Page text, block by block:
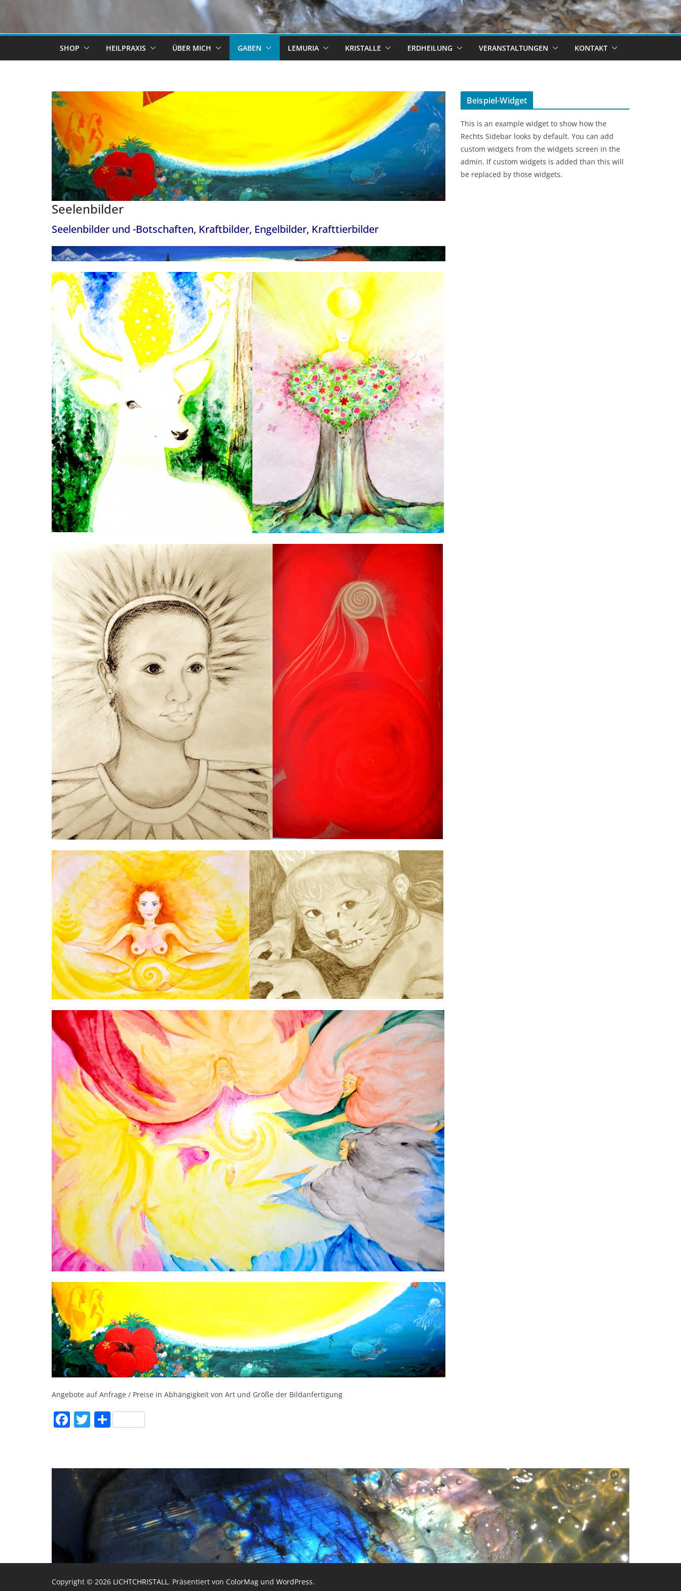
SHOP HEILPRAXIS ÜBER MICH GABEN LEMURIA KRISTALLE ERDHEILUNG VERANSTALTUNGEN KONTAKT
Seelenbilder
Seelenbilder und -Botschaften, Kraftbilder, Engelbilder, Krafttierbilder
Angebote auf Anfrage / Preise in Abhängigkeit von Art und Größe der Bildanfertigung
F
a
e
b
T
w
er
T
ei
n
Beispiel-Widget
This is an example widget to show how the
Rechts Sidebar looks by default. You can add
custom widgets from the widgets screen in the
admin. If custom widgets is added than this will
be replaced by those widgets.
Copyright © 2026 LICHTCHRISTALL. Präsentiert von ColorMag und WordPress.